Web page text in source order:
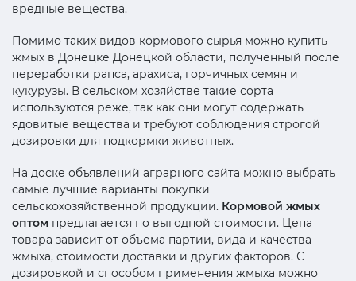
вредные вещества.
Помимо таких видов кормового сырья можно купить
жмых в Донецке Донецкой области, полученный после
переработки рапса, арахиса, горчичных семян и
кукурузы. В сельском хозяйстве такие сорта
используются реже, так как они могут содержать
ядовитые вещества и требуют соблюдения строгой
дозировки для подкормки животных.
На доске объявлений аграрного сайта можно выбрать
самые лучшие варианты покупки
сельскохозяйственной продукции. Кормовой жмых
оптом предлагается по выгодной стоимости. Цена
товара зависит от объема партии, вида и качества
жмыха, стоимости доставки и других факторов. С
дозировкой и способом применения жмыха можно